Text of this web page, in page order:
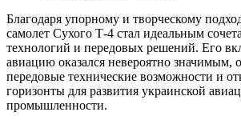
Благодаря упорному и творческому
самолет Сухого Т-4 стал идеальным
технологий и передовых решений. Его
авиацию оказался невероятно значимым,
передовые технические возможности и
горизонты для развития украинской
промышленности.